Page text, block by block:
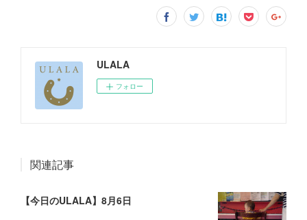
ULALA
フォロー
関連記事
【今日のULALA】8月6日